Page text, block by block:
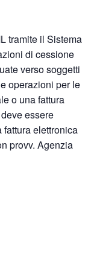
tramite il Sistema
di cessione
verso soggetti
operazioni per le
o una fattura
essere
elettronica
provv. Agenzia